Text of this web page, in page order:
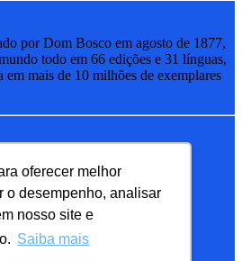
oferecer melhor
o desempenho, analisar
nosso site e
Saiba mais
por Dom Bosco em agosto de 1877,
todo em 66 edições e 31 línguas,
em mais de 10 milhões de exemplares
Brasil